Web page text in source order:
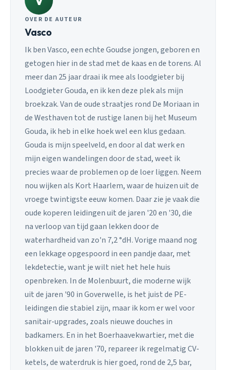
OVER DE AUTEUR
Vasco
Ik ben Vasco, een echte Goudse jongen, geboren en
getogen hier in de stad met de kaas en de torens. Al
meer dan 25 jaar draai ik mee als loodgieter bij
Loodgieter Gouda, en ik ken deze plek als mijn
broekzak. Van de oude straatjes rond De Moriaan in
de Westhaven tot de rustige lanen bij het Museum
Gouda, ik heb in elke hoek wel een klus gedaan.
Gouda is mijn speelveld, en door al dat werk en
mijn eigen wandelingen door de stad, weet ik
precies waar de problemen op de loer liggen. Neem
nou wijken als Kort Haarlem, waar de huizen uit de
vroege twintigste eeuw komen. Daar zie je vaak die
oude koperen leidingen uit de jaren '20 en '30, die
na verloop van tijd gaan lekken door de
waterhardheid van zo'n 7,2 °dH. Vorige maand nog
een lekkage opgespoord in een pandje daar, met
lekdetectie, want je wilt niet het hele huis
openbreken. In de Molenbuurt, die moderne wijk
uit de jaren '90 in Goverwelle, is het juist de PE-
leidingen die stabiel zijn, maar ik kom er wel voor
sanitair-upgrades, zoals nieuwe douches in
badkamers. En in het Boerhaavekwartier, met die
blokken uit de jaren '70, repareer ik regelmatig CV-
ketels, de waterdruk is hier goed, rond de 2,5 bar,